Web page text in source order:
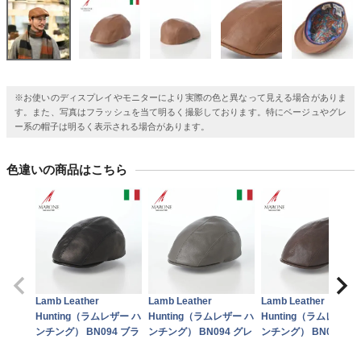
※お使いのディスプレイやモニターにより実際の色と異なって見える場合がありま
す。また、写真はフラッシュを当て明るく撮影しております。特にベージュやグレ
ー系の帽子は明るく表示される場合があります。
色違いの商品はこちら
Lamb Leather
Hunting（ラムレザー ハ
ンチング） BN094 ブラ
Lamb Leather
Hunting（ラムレザー ハ
ンチング） BN094 グレ
Lamb Leather
Hunting（ラムレザー
ンチング） BN094 ダ